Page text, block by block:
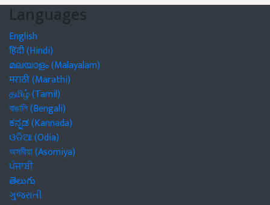
Languages
English
हिंदी (Hindi)
മലയാളം (Malayalam)
मराठी (Marathi)
தமிழ் (Tamil)
বাঙালি (Bengali)
ಕನ್ನಡ (Kannada)
ଓଡିଆ (Odia)
অসমীয়া (Asomiya)
ਪੰਜਾਬੀ
తెలుగు
ગુજરાતી